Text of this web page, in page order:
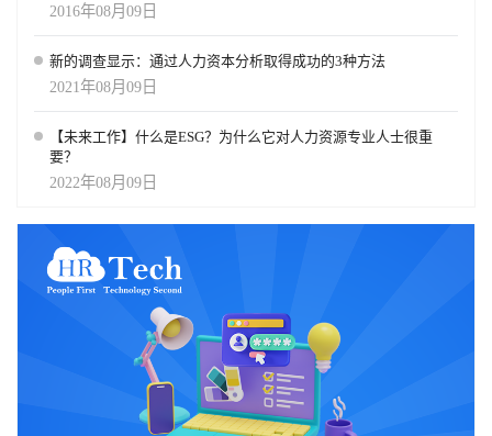
2016年08月09日
新的调查显示：通过人力资本分析取得成功的3种方法
2021年08月09日
【未来工作】什么是ESG？为什么它对人力资源专业人士很重
要？
2022年08月09日